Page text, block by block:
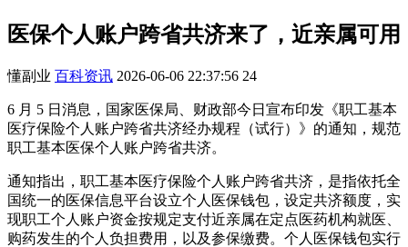
医保个人账户跨省共济来了，近亲属可用
懂副业 百科资讯 2026-06-06 22:37:56 24
6 月 5 日消息，国家医保局、财政部今日宣布印发《职工基本
医疗保险个人账户跨省共济经办规程（试行）》的通知，规范
职工基本医保个人账户跨省共济。
通知指出，职工基本医疗保险个人账户跨省共济，是指依托全
国统一的医保信息平台设立个人医保钱包，设定共济额度，实
现职工个人账户资金按规定支付近亲属在定点医药机构就医、
购药发生的个人负担费用，以及参保缴费。个人医保钱包实行